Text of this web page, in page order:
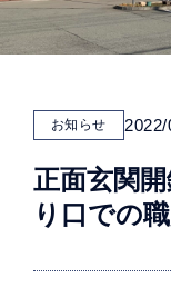
お知らせ
正面玄関
り口での